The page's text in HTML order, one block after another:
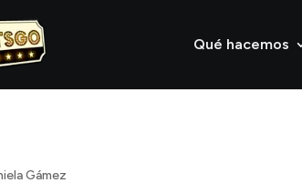
Qué hacemos
Gámez